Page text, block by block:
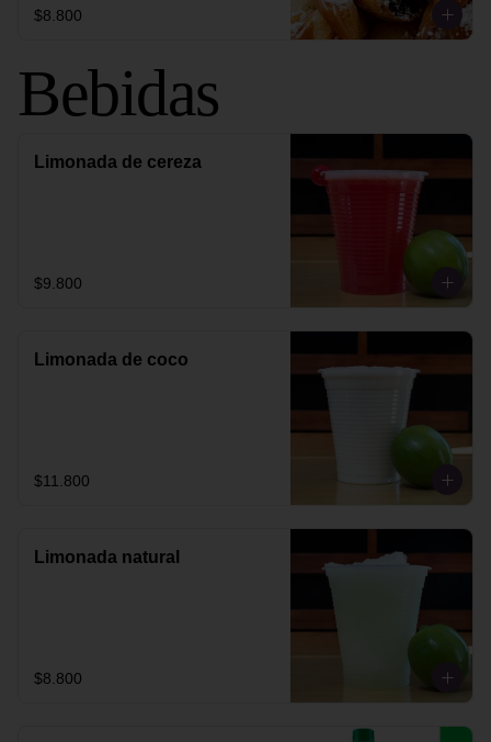
$8.800
Bebidas
Limonada de cereza
$9.800
Limonada de coco
$11.800
Limonada natural
$8.800